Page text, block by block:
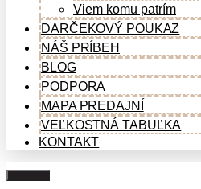
Viem komu patrím
DARČEKOVÝ POUKAZ
NÁŠ PRÍBEH
BLOG
PODPORA
MAPA PREDAJNÍ
VEĽKOSTNÁ TABUĽKA
KONTAKT